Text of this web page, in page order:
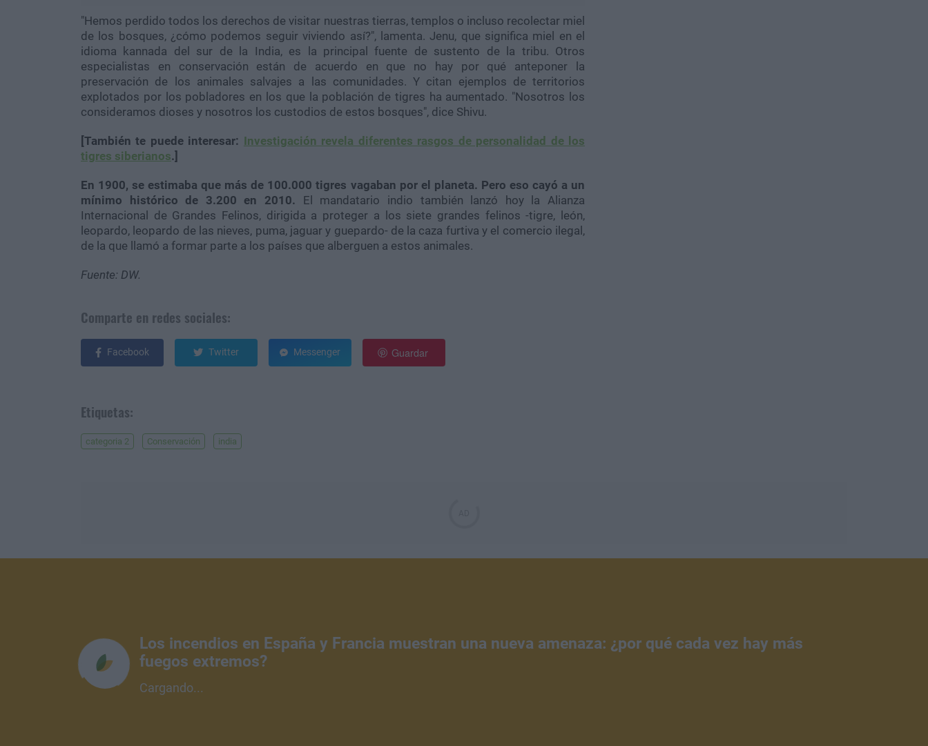
"Hemos perdido todos los derechos de visitar nuestras tierras, templos o incluso recolectar miel
de los bosques, ¿cómo podemos seguir viviendo así?", lamenta. Jenu, que significa miel en el
idioma kannada del sur de la India, es la principal fuente de sustento de la tribu. Otros
especialistas en conservación están de acuerdo en que no hay por qué anteponer la
preservación de los animales salvajes a las comunidades. Y citan ejemplos de territorios
explotados por los pobladores en los que la población de tigres ha aumentado. "Nosotros los
consideramos dioses y nosotros los custodios de estos bosques", dice Shivu.
[También te puede interesar: Investigación revela diferentes rasgos de personalidad de los
tigres siberianos.]
En 1900, se estimaba que más de 100.000 tigres vagaban por el planeta. Pero eso cayó a un
mínimo histórico de 3.200 en 2010. El mandatario indio también lanzó hoy la Alianza
Internacional de Grandes Felinos, dirigida a proteger a los siete grandes felinos -tigre, león,
leopardo, leopardo de las nieves, puma, jaguar y guepardo- de la caza furtiva y el comercio ilegal,
de la que llamó a formar parte a los países que alberguen a estos animales.
Fuente: DW.
Comparte en redes sociales:
Facebook Twitter Messenger Guardar
Etiquetas:
categoria 2 Conservación india
Los incendios en España y Francia muestran una nueva amenaza: ¿por qué cada vez hay más
fuegos extremos?
Cargando...